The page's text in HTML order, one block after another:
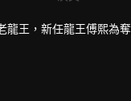
王，新任龍王傅熙